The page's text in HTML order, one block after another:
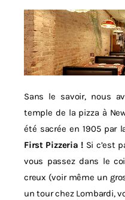
Sans le savoir, nous
temple de la pizza à
été sacrée en 1905 par
First Pizzeria ! Si c’est
vous passez dans le
creux (voir même un
un tour chez Lombardi,